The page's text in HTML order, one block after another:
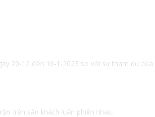
20-12 đến 16-1-2023 so với sự tham dự của
trên sân khách luân phiên nhau.